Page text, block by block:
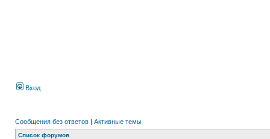
Вход
Сообщения без ответов | Активные темы
Список форумов